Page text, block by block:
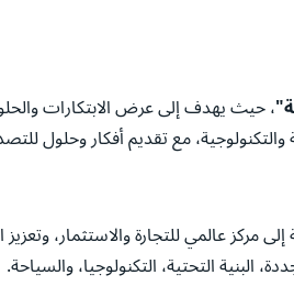
، حيث يهدف إلى عرض الابتكارات
مع تقديم أفكار وحلول
2030، التي تسعى لتحويل المملكة إلى مركز عالمي
التحتية، التكنولوجيا، والسياحة.